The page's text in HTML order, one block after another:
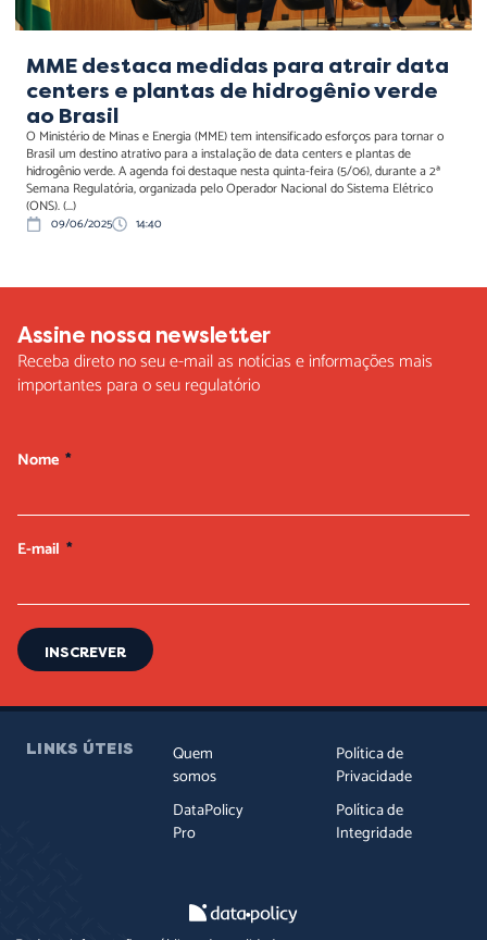
MME destaca medidas para atrair data
centers e plantas de hidrogênio verde
ao Brasil
O Ministério de Minas e Energia (MME) tem intensificado esforços para tornar o
Brasil um destino atrativo para a instalação de data centers e plantas de
hidrogênio verde. A agenda foi destaque nesta quinta-feira (5/06), durante a 2ª
Semana Regulatória, organizada pelo Operador Nacional do Sistema Elétrico
(ONS). (...)
09/06/2025 14:40
Assine nossa newsletter
Receba direto no seu e-mail as notícias e informações mais
importantes para o seu regulatório
Nome
E-mail
INSCREVER
LINKS ÚTEIS
Quem
somos
DataPolicy
Pro
Política de
Privacidade
Política de
Integridade